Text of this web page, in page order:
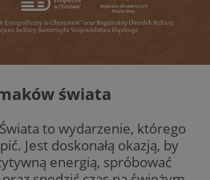
świata
to wydarzenie, którego
Jest doskonałą okazją, by
energią, spróbować